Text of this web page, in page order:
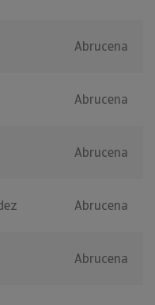
Abrucena
Abrucena
Abrucena
Abrucena
Abrucena